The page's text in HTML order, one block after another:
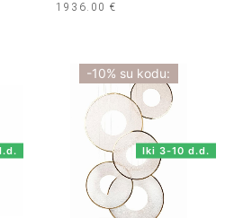
1936.00€
-10% su kodu:
Iki 3-10 d.d.